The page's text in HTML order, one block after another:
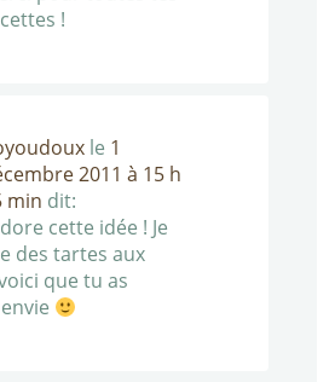
!
le 1
2011 à 15 h
min dit:
cette idée ! Je
des tartes aux
que tu as